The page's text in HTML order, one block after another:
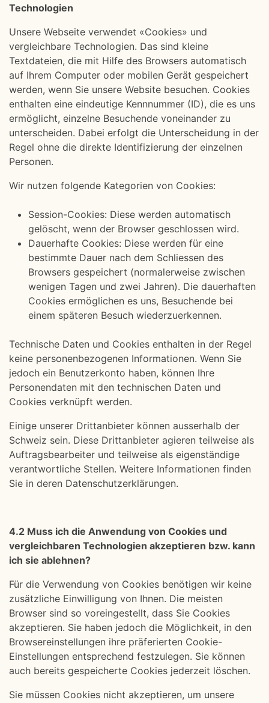
Technologien
Unsere Webseite verwendet «Cookies» und
vergleichbare Technologien. Das sind kleine
Textdateien, die mit Hilfe des Browsers automatisch
auf Ihrem Computer oder mobilen Gerät gespeichert
werden, wenn Sie unsere Website besuchen. Cookies
enthalten eine eindeutige Kennnummer (ID), die es uns
ermöglicht, einzelne Besuchende voneinander zu
unterscheiden. Dabei erfolgt die Unterscheidung in der
Regel ohne die direkte Identifizierung der einzelnen
Personen.
Wir nutzen folgende Kategorien von Cookies:
Session-Cookies: Diese werden automatisch
gelöscht, wenn der Browser geschlossen wird.
Dauerhafte Cookies: Diese werden für eine
bestimmte Dauer nach dem Schliessen des
Browsers gespeichert (normalerweise zwischen
wenigen Tagen und zwei Jahren). Die dauerhaften
Cookies ermöglichen es uns, Besuchende bei
einem späteren Besuch wiederzuerkennen.
Technische Daten und Cookies enthalten in der Regel
keine personenbezogenen Informationen. Wenn Sie
jedoch ein Benutzerkonto haben, können Ihre
Personendaten mit den technischen Daten und
Cookies verknüpft werden.
Einige unserer Drittanbieter können ausserhalb der
Schweiz sein. Diese Drittanbieter agieren teilweise als
Auftragsbearbeiter und teilweise als eigenständige
verantwortliche Stellen. Weitere Informationen finden
Sie in deren Datenschutzerklärungen.
4.2 Muss ich die Anwendung von Cookies und
vergleichbaren Technologien akzeptieren bzw. kann
ich sie ablehnen?
Für die Verwendung von Cookies benötigen wir keine
zusätzliche Einwilligung von Ihnen. Die meisten
Browser sind so voreingestellt, dass Sie Cookies
akzeptieren. Sie haben jedoch die Möglichkeit, in den
Browsereinstellungen ihre präferierten Cookie-
Einstellungen entsprechend festzulegen. Sie können
auch bereits gespeicherte Cookies jederzeit löschen.
Sie müssen Cookies nicht akzeptieren, um unsere